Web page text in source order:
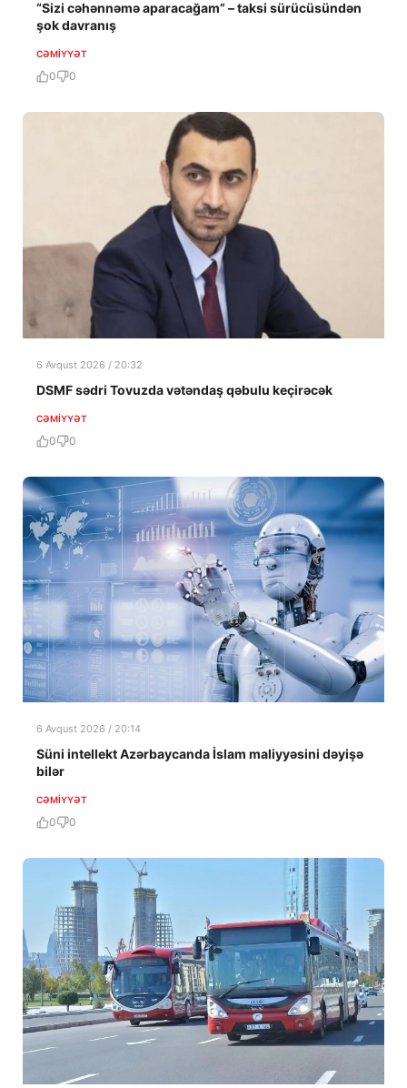
“Sizi cəhənnəmə aparacağam” – taksi sürücüsündən
şok davranış
CƏMIYYƏT
0 0
6 Avqust 2026 / 20:32
DSMF sədri Tovuzda vətəndaş qəbulu keçirəcək
CƏMIYYƏT
0 0
6 Avqust 2026 / 20:14
Süni intellekt Azərbaycanda İslam maliyyəsini dəyişə
bilər
CƏMIYYƏT
0 0